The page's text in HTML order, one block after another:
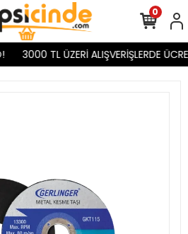
3000 TL ÜZERİ ALIŞVERİŞLERDE
0